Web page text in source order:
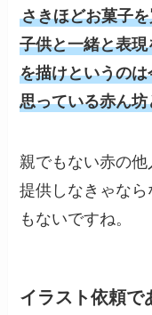
さきほどお菓子
子供と一緒と表
を描けというの
思っている赤ん
親でもない赤の
提供しなきゃな
もないですね。
イラスト依頼で